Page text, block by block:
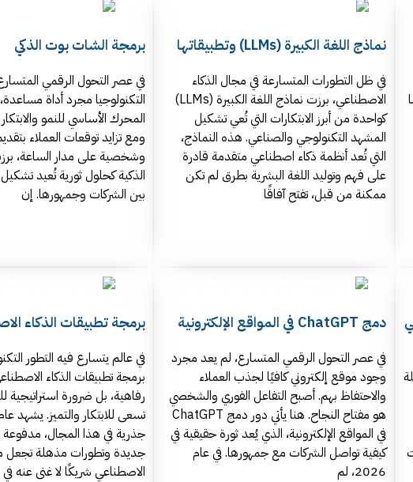
نماذج اللغة الكبيرة (LLMs) وتطبيقاتها
في ظل التطورات المتسارعة في مجال الذكاء
الاصطناعي، برزت نماذج اللغة الكبيرة (LLMs)
كواحدة من أبرز الابتكارات التي تُعي تشكيل
المشهد التكنولوجي والصناعي. هذه النماذج،
التي تُعد أنظمة ذكاء اصطناعي متقدمة قادرة
على فهم وتوليد اللغة البشرية بطرق لم تكن
ممكنة من قبل، تفتح آفاقًا
برمجة الشات بوت الذكي
في عصر التحول الرقمي
التكنولوجيا مجرد أداة
المحرك الأساسي للنمو
ومع تزايد توقعات العملاء
وشخصية على مدار الساعة،
الذكية كحلول ثورية تُعيد
بين الشركات وجمهورها. إن
دمج ChatGPT في المواقع الإلكترونية
في عصر التحول الرقمي المتسارع، لم يعد مجرد
وجود موقع إلكتروني كافيًا لجذب العملاء
والاحتفاظ بهم. أصبح التفاعل الفوري والشخصي
هو مفتاح النجاح. هنا يأتي دور دمج ChatGPT
في المواقع الإلكترونية، الذي يُعد ثورة حقيقية في
كيفية تواصل الشركات مع جمهورها. في عام
2026، لم
برمجة تطبيقات الذكاء
في عالم يتسارع فيه التطور
برمجة تطبيقات الذكاء
رفاهية، بل ضرورة استراتيجية
جذرية في هذا المجال، مدفوعة
جديدة وتطورات مذهلة تجعل
الاصطناعي شريكًا لا غنى عنه في